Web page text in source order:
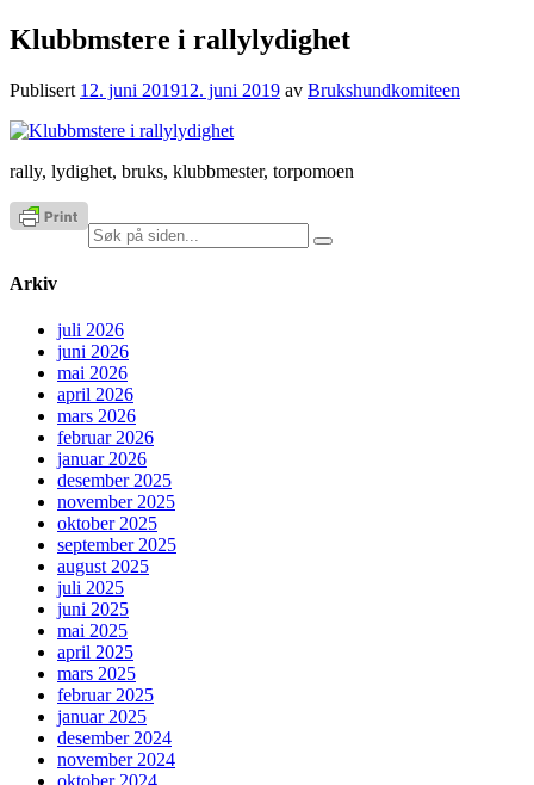
Klubbmstere i rallylydighet
Publisert 12. juni 201912. juni 2019 av Brukshundkomiteen
rally, lydighet, bruks, klubbmester, torpomoen
Søk
etter:
Arkiv
juli 2026
juni 2026
mai 2026
april 2026
mars 2026
februar 2026
januar 2026
desember 2025
november 2025
oktober 2025
september 2025
august 2025
juli 2025
juni 2025
mai 2025
april 2025
mars 2025
februar 2025
januar 2025
desember 2024
november 2024